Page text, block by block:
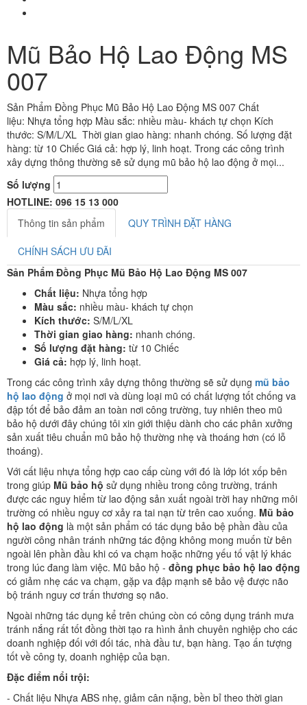
Mũ Bảo Hộ Lao Động MS
007
Sản Phẩm Đồng Phục Mũ Bảo Hộ Lao Động MS 007 Chất
liệu: Nhựa tổng hợp Màu sắc: nhiều màu- khách tự chọn Kích
thước: S/M/L/XL Thời gian giao hàng: nhanh chóng. Số lượng đặt
hàng: từ 10 Chiếc Giá cả: hợp lý, linh hoạt. Trong các công trình
xây dựng thông thường sẽ sử dụng mũ bảo hộ lao động ở mọi...
Số lượng
HOTLINE: 096 15 13 000
Thông tin sản phẩm
QUY TRÌNH ĐẶT HÀNG
CHÍNH SÁCH ƯU ĐÃI
Sản Phẩm Đồng Phục Mũ Bảo Hộ Lao Động MS 007
Chất liệu: Nhựa tổng hợp
Màu sắc: nhiều màu- khách tự chọn
Kích thước: S/M/L/XL
Thời gian giao hàng: nhanh chóng.
Số lượng đặt hàng: từ 10 Chiếc
Giá cả: hợp lý, linh hoạt.
Trong các công trình xây dựng thông thường sẽ sử dụng mũ bảo
hộ lao động ở mọi nơi và dùng loại mũ có chất lượng tốt chống va
đập tốt để bảo đảm an toàn nơi công trường, tuy nhiên theo mũ
bảo hộ dưới đây chúng tôi xin giới thiệu dành cho các phân xưởng
sản xuất tiêu chuẩn mũ bảo hộ thường nhẹ và thoáng hơn (có lỗ
thoáng).
Với cất liệu nhựa tổng hợp cao cấp cùng với đó là lớp lót xốp bên
trong giúp Mũ bảo hộ sử dụng nhiều trong công trường, tránh
được các nguy hiểm từ lao động sản xuất ngoài trời hay những môi
trường có nhiều nguy cơ xảy ra tai nạn từ trên cao xuống. Mũ bảo
hộ lao động là một sản phẩm có tác dụng bảo bệ phần đầu của
người công nhân tránh những tác động không mong muốn từ bên
ngoài lên phần đầu khi có va chạm hoặc những yếu tố vật lý khác
trong lúc đang làm việc. Mũ bảo hộ - đồng phục bảo hộ lao động
có giảm nhẹ các va chạm, gặp va đập mạnh sẽ bảo vệ được não
bộ tránh nguy cơ trấn thương sọ não.
Ngoài những tác dụng kể trên chúng còn có công dụng tránh mưa
tránh nắng rất tốt đồng thời tạo ra hình ảnh chuyên nghiệp cho các
doanh nghiệp đối với đối tác, nhà đầu tư, bạn hàng. Tạo ấn tượng
tốt về công ty, doanh nghiệp của bạn.
Đặc điểm nổi trội:
- Chất liệu Nhựa ABS nhẹ, giảm cân nặng, bền bỉ theo thời gian